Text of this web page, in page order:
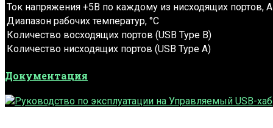
Ток напряжения +5В по каждому из нисходящих портов, А
Диапазон рабочих температур, °С
Количество восходящих портов (USB Type B)
Количество нисходящих портов (USB Type A)
Документация
Руководство по эксплуатации на Управляемый USB-хаб